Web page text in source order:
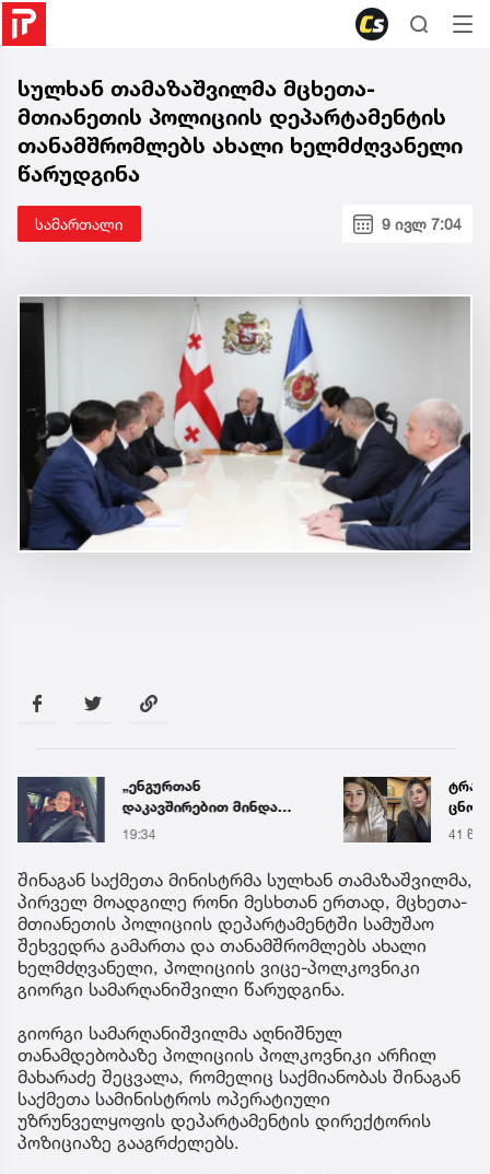
სულხან თამაზაშვილმა მცხეთა-
მთიანეთის პოლიციის დეპარტამენტის
თანამშრომლებს ახალი ხელმძღვანელი
წარუდგინა
სამართალი 9 ივლ 7:04
„ენგურთან
დაკავშირებით მინდა
ვთქვა...“ - გოგა მანიას
წინასწარმეტყველება
19:34 41
შინაგან საქმეთა მინისტრმა სულხან თამაზაშვილმა,
პირველ მოადგილე რონი მესხთან ერთად, მცხეთა-
მთიანეთის პოლიციის დეპარტამენტში სამუშაო
შეხვედრა გამართა და თანამშრომლებს ახალი
ხელმძღვანელი, პოლიციის ვიცე-პოლკოვნიკი
გიორგი სამარღანიშვილი წარუდგინა.
გიორგი სამარღანიშვილმა აღნიშნულ
თანამდებობაზე პოლიციის პოლკოვნიკი არჩილ
მახარაძე შეცვალა, რომელიც საქმიანობას შინაგან
საქმეთა სამინისტროს ოპერატიული
უზრუნველყოფის დეპარტამენტის დირექტორის
პოზიციაზე გააგრძელებს.